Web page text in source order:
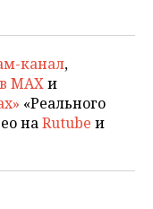
канал,
MAXи
«Реального
наRutube и